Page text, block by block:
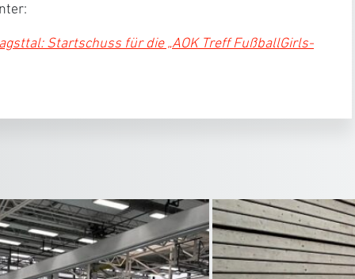
Startschuss für die „AOK Treff FußballGirls-